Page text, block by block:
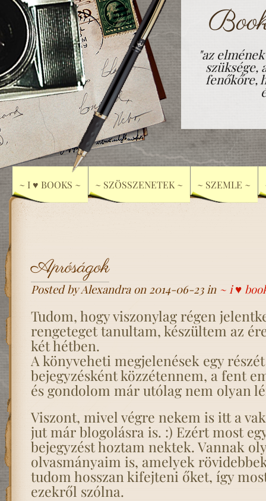
"az
szüksége,
fenőkőre,
~ I ♥ BOOKS ~ ~ SZÖSSZENETEK ~ ~ SZEMLE ~
Apróságok
Posted by Alexandra on 2014-06-23 in ~ i ♥
Tudom, hogy viszonylag régen
rengeteget tanultam, készültem az
két hétben.
A könyveheti megjelenések egy
bejegyzésként közzétennem, a fent
és gondolom már utólag nem olyan
Viszont, mivel végre nekem is itt a
jut már blogolásra is. :) Ezért most
bejegyzést hoztam nektek. Vannak
olvasmányaim is, amelyek
tudom hosszan kifejteni őket, így
ezekről szólna.